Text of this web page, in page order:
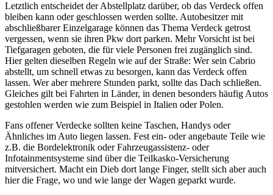
Letztlich entscheidet der Abstellplatz darüber, ob das Verdeck offen
bleiben kann oder geschlossen werden sollte. Autobesitzer mit
abschließbarer Einzelgarage können das Thema Verdeck getrost
vergessen, wenn sie ihren Pkw dort parken. Mehr Vorsicht ist bei
Tiefgaragen geboten, die für viele Personen frei zugänglich sind.
Hier gelten dieselben Regeln wie auf der Straße: Wer sein Cabrio
abstellt, um schnell etwas zu besorgen, kann das Verdeck offen
lassen. Wer aber mehrere Stunden parkt, sollte das Dach schließen.
Gleiches gilt bei Fahrten in Länder, in denen besonders häufig Autos
gestohlen werden wie zum Beispiel in Italien oder Polen.
Fans offener Verdecke sollten keine Taschen, Handys oder
Ähnliches im Auto liegen lassen. Fest ein- oder angebaute Teile wie
z.B. die Bordelektronik oder Fahrzeugassistenz- oder
Infotainmentsysteme sind über die Teilkasko-Versicherung
mitversichert. Macht ein Dieb dort lange Finger, stellt sich aber auch
hier die Frage, wo und wie lange der Wagen geparkt wurde.